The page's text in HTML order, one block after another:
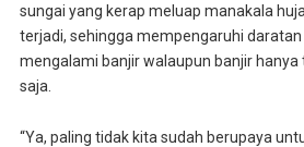
sungai yang kerap meluap manakala
terjadi, sehingga mempengaruhi
mengalami banjir walaupun banjir hanya
saja.
“Ya, paling tidak kita sudah berupaya